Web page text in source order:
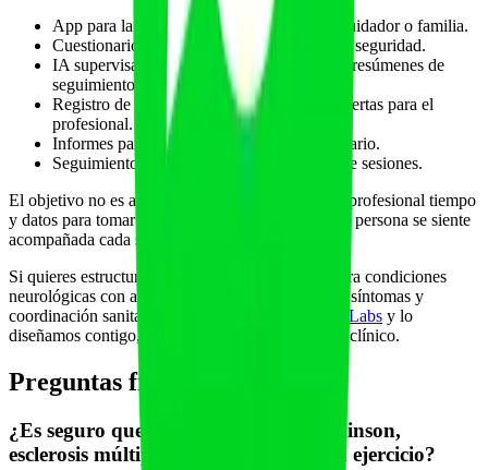
App para la persona y, si procede, para el cuidador o familia.
Cuestionario y anamnesis para arrancar con seguridad.
IA supervisada para borradores de planes y resúmenes de
seguimiento.
Registro de síntomas, fatiga y caídas, con alertas para el
profesional.
Informes para compartir con el equipo sanitario.
Seguimiento y comunicación ordenada entre sesiones.
El objetivo no es automatizar la salud, sino dar al profesional tiempo
y datos para tomar mejores decisiones, mientras la persona se siente
acompañada cada semana.
Si quieres estructurar un programa de ejercicio para condiciones
neurológicas con app, IA supervisada, registro de síntomas y
coordinación sanitaria,
agenda una demo de Fitai Labs y lo
diseñamos contigo, respetando siempre el criterio clínico.
Preguntas frecuentes
¿Es seguro que una persona con Parkinson,
esclerosis múltiple o tras un ictus haga ejercicio?